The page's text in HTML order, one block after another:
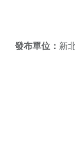
發布單位： 新